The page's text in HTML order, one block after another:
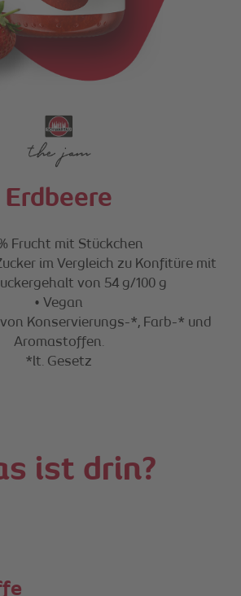
Erdbeere
Frucht mit Stückchen
im Vergleich zu Konfitüre mit
von 54 g/100 g
• Vegan
Konservierungs-*, Farb-* und
Aromastoffen.
*lt. Gesetz
ist drin?